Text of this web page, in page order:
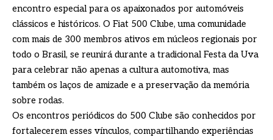
encontro especial para os apaixonados por automóveis
clássicos e históricos. O Fiat 500 Clube, uma comunidade
com mais de 300 membros ativos em núcleos regionais por
todo o Brasil, se reunirá durante a tradicional Festa da Uva
para celebrar não apenas a cultura automotiva, mas
também os laços de amizade e a preservação da memória
sobre rodas.
Os encontros periódicos do 500 Clube são conhecidos por
fortalecerem esses vínculos, compartilhando experiências